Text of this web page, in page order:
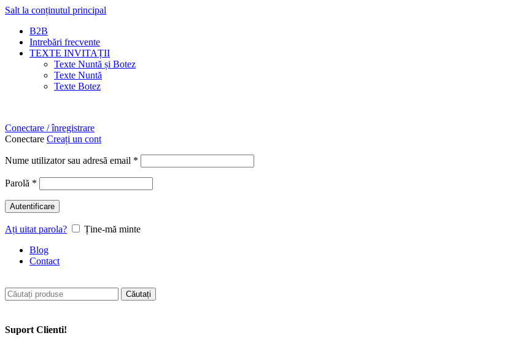
Salt la conținutul principal
B2B
Intrebări frecvente
TEXTE INVITAȚII
Texte Nuntă și Botez
Texte Nuntă
Texte Botez
Conectare / înregistrare
Conectare Creați un cont
Nume utilizator sau adresă email *
Parolă *
Autentificare
Ați uitat parola?
Ține-mă minte
Blog
Contact
Căutați
Suport Clienti!